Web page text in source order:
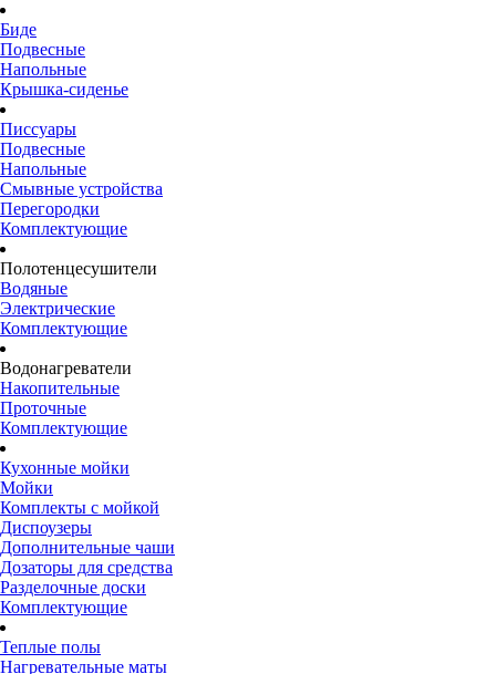
Биде
Подвесные
Напольные
Крышка-сиденье
Писсуары
Подвесные
Напольные
Смывные устройства
Перегородки
Комплектующие
Полотенцесушители
Водяные
Электрические
Комплектующие
Водонагреватели
Накопительные
Проточные
Комплектующие
Кухонные мойки
Мойки
Комплекты с мойкой
Диспоузеры
Дополнительные чаши
Дозаторы для средства
Разделочные доски
Комплектующие
Теплые полы
Нагревательные маты